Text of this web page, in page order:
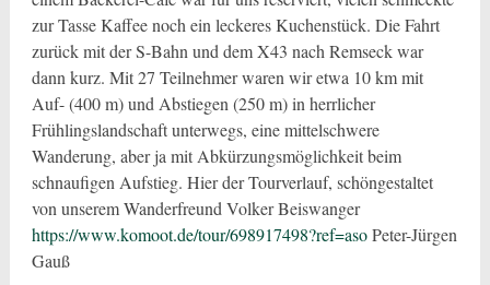
zur Tasse Kaffee noch ein leckeres Kuchenstück. Die Fahrt
zurück mit der S-Bahn und dem X43 nach Remseck war
dann kurz. Mit 27 Teilnehmer waren wir etwa 10 km mit
Auf- (400 m) und Abstiegen (250 m) in herrlicher
Frühlingslandschaft unterwegs, eine mittelschwere
Wanderung, aber ja mit Abkürzungsmöglichkeit beim
schnaufigen Aufstieg. Hier der Tourverlauf, schöngestaltet
von unserem Wanderfreund Volker Beiswanger
https://www.komoot.de/tour/698917498?ref=asoPeter-Jürgen
Gauß